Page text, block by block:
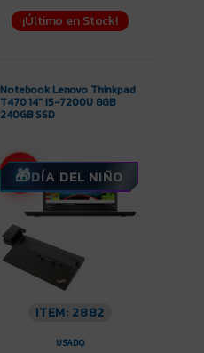
¡Último en Stock!
Notebook Lenovo Thinkpad
T470 14″ i5-7200U 8GB
240GB SSD
-3%DÍA DEL NIÑO
ITEM: 2882
USADO